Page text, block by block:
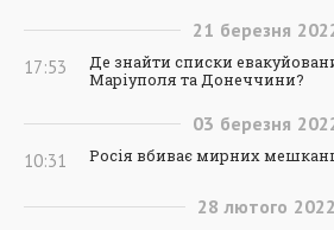
21 березня
17:53
Де знайти списки
Маріуполя та Донеччини?
03 березня
10:31 Росія вбиває мирних
28 лютого 2022